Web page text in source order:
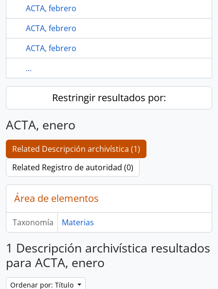
ACTA, febrero
ACTA, febrero
ACTA, febrero
...
Restringir resultados por:
ACTA, enero
Related Descripción archivística (1)
Related Registro de autoridad (0)
Área de elementos
Taxonomía Materias
1 Descripción archivística resultados
para ACTA, enero
Ordenar por: Título